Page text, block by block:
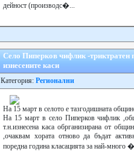
дейност (производс�...
Село Пиперков чифлик -триктратен
изнесените каси
Категория: Регионални
На 15 март в селото е тазгодишната
На 15 март в село Пиперков чифлик
т.н.изнесена каса обрганизирана от
,очаквам хората отново да бъдат
поредна година класацията за най-много